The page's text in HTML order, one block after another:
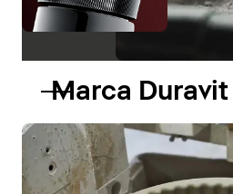
Marca Duravit